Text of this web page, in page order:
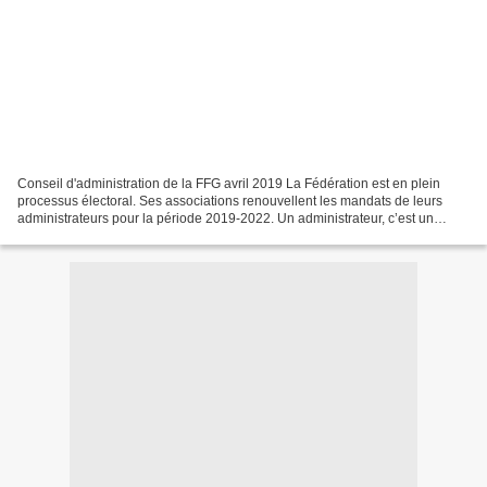
Conseil d'administration de la FFG avril 2019 La Fédération est en plein
processus électoral. Ses associations renouvellent les mandats de leurs
administrateurs pour la période 2019-2022. Un administrateur, c’est un